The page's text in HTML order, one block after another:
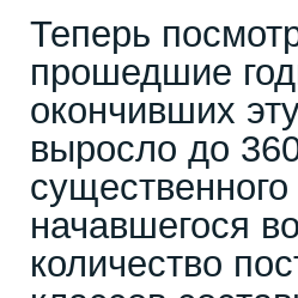
Теперь
прошедшие
окончивших
выросло до
начавшегося
количество